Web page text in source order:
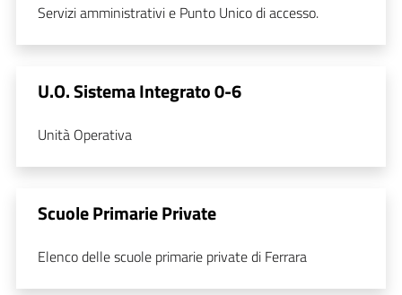
Servizi amministrativi e Punto Unico di accesso.
U.O. Sistema Integrato 0-6
Unità Operativa
Scuole Primarie Private
Elenco delle scuole primarie private di Ferrara